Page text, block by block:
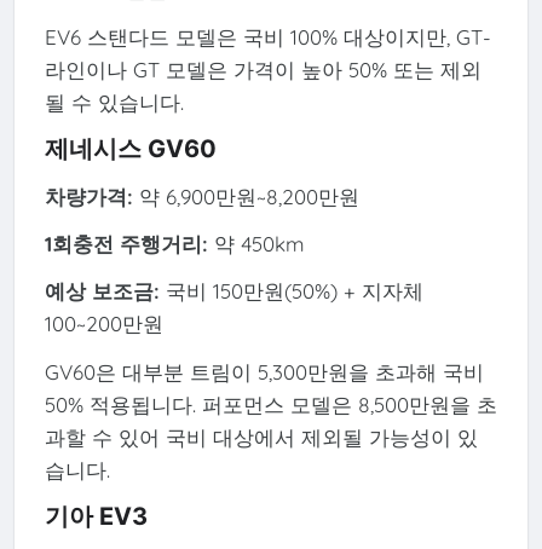
EV6 스탠다드 모델은 국비 100% 대상이지만, GT-
라인이나 GT 모델은 가격이 높아 50% 또는 제외
될 수 있습니다.
제네시스 GV60
차량가격: 약 6,900만원~8,200만원
1회충전 주행거리: 약 450km
예상 보조금: 국비 150만원(50%) + 지자체
100~200만원
GV60은 대부분 트림이 5,300만원을 초과해 국비
50% 적용됩니다. 퍼포먼스 모델은 8,500만원을 초
과할 수 있어 국비 대상에서 제외될 가능성이 있
습니다.
기아 EV3